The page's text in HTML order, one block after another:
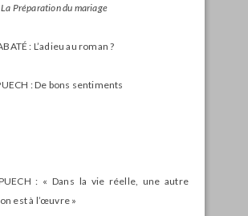
La Préparation du mariage
: L’adieu au roman ?
: De bons sentiments
: « Dans la vie réelle, une autre
est à l’œuvre »